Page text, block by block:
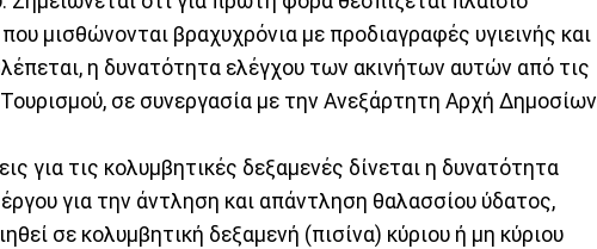
μισθώνονται βραχυχρόνια με προδιαγραφές υγιεινής και
η δυνατότητα ελέγχου των ακινήτων αυτών από τις
σε συνεργασία με την Ανεξάρτητη Αρχή Δημοσίων
για τις κολυμβητικές δεξαμενές δίνεται η δυνατότητα
για την άντληση και απάντληση θαλασσίου ύδατος,
σε κολυμβητική δεξαμενή (πισίνα) κύριου ή μη κύριου